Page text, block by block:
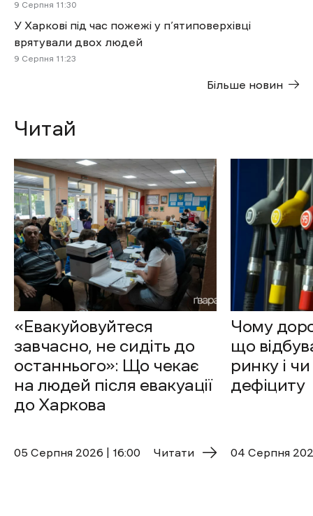
9 Cерпня 11:30
У Харкові під час пожежі у п’ятиповерхівці
врятували двох людей
9 Cерпня 11:23
Більше новин
Читай
«Евакуйовуйтеся
завчасно, не сидіть до
останнього»: Що чекає
на людей після евакуації
до Харкова
05 Cерпня 2026 | 16:00 Читати
Чому
що
ринку і
дефіциту
04 Cерпня